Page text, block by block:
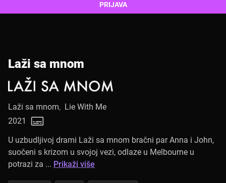
Laži sa mnom
Laži sa mnom, Lie With Me
2021
U uzbudljivoj drami Laži sa mnom bračni par Anna i John,
suočeni s krizom u svojoj vezi, odlaze u Melbourne u
potrazi za ... Prikaži više
PRIJAVA